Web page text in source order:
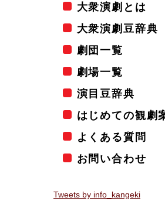
大衆演劇とは
大衆演劇豆辞典
劇団一覧
劇場一覧
演目豆辞典
はじめての観劇
よくある質問
お問い合わせ
Tweets by info_kangeki